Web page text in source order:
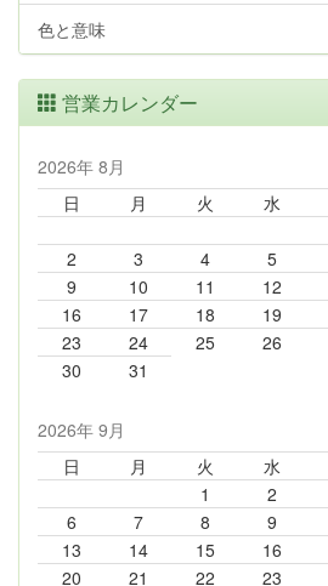
色と意味
営業カレンダー
2026年 8月
日
月 火 水
2
3 4 5
9
10 11 12
16
17 18 19
23
24 25 26
30
31
2026年 9月
日
月 火 水
1
2
6
7 8 9
13
14 15 16
20
21 22 23